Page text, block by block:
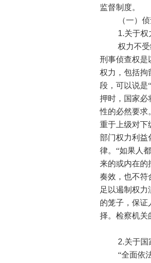
监督制度。
（一）侦
1.关于权
权力不受约
刑事侦查权是
权力，包括拘
段，可以说是
押时，国家必
性的必然要求
重于上级对下
部门权力利益
律。“如果人
来的或内在的
奏效，也不符
足以遏制权
的笼子，保证
择。检察机关
2.关于国
“全面依法